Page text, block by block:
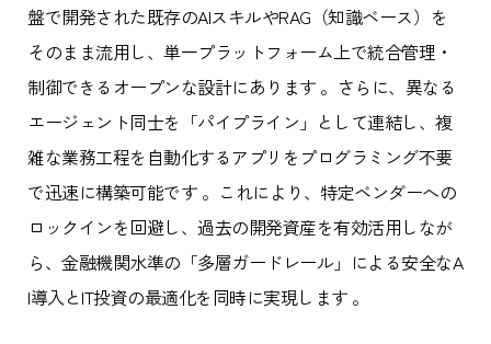
盤で開発された既存のAIスキルやRAG（知識ベース）を
そのまま流用し、単一プラットフォーム上で統合管理・
制御できるオープンな設計にあります 。さらに、異なる
エージェント同士を「パイプライン」として連結し、複
雑な業務工程を自動化するアプリをプログラミング不要
で迅速に構築可能です 。これにより、特定ベンダーへの
ロックインを回避し、過去の開発資産を有効活用しなが
ら、金融機関水準の「多層ガードレール」による安全なA
I導入とIT投資の最適化を同時に実現します 。